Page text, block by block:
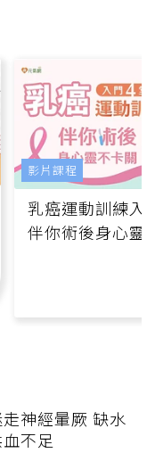
乳癌運動訓練入
伴你術後身心靈
影片課程
神經暈厥 缺水
不足